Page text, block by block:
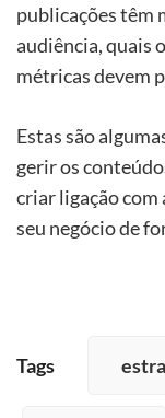
publicações têm
audiência, quais
métricas devem
Estas são
gerir os
criar ligação com
seu negócio de
Tags